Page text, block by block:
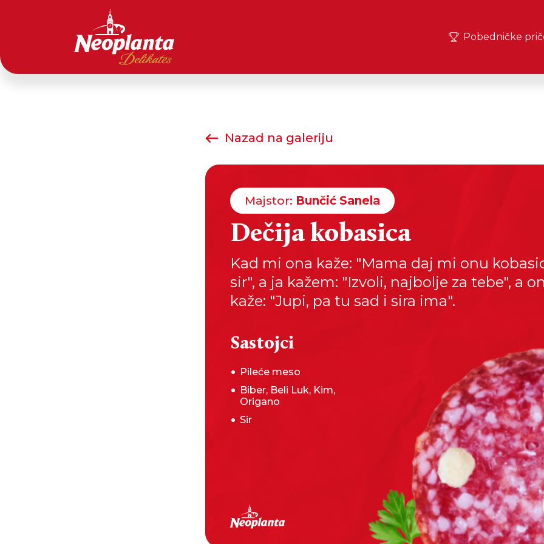
Pobedničke
Nazad na galeriju
Majstor: Bunčić Sanela
Dečija kobasica
Kad mi ona kaže: "Mama daj mi onu
sir", a ja kažem: "Izvoli, najbolje za tebe", a
kaže: "Jupi, pa tu sad i sira ima".
Sastojci
Pileće meso
Biber, Beli Luk, Kim,
Origano
Sir